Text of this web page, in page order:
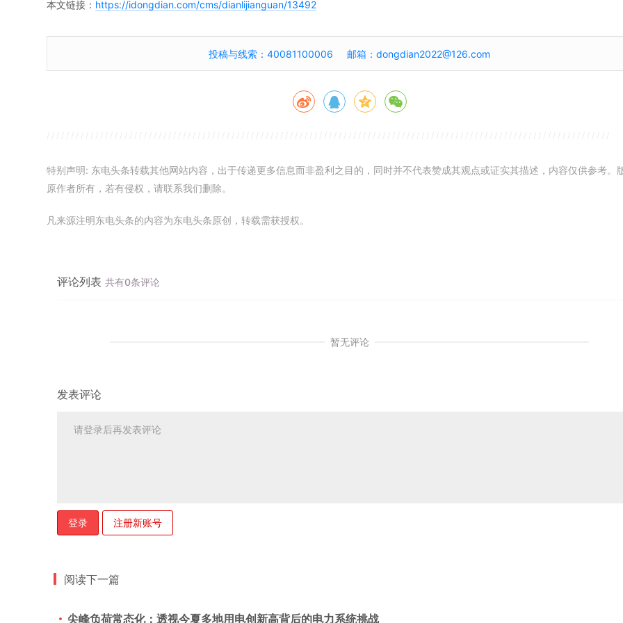
本文链接： https://idongdian.com/cms/dianlijianguan/13492
投稿与线索：40081100006 邮箱：dongdian2022@126.com
特别声明: 东电头条转载其他网站内容，出于传递更多信息而非盈利之目的，同时并不代表赞成其观点或证实其描述，内容仅供参考。
原作者所有，若有侵权，请联系我们删除。
凡来源注明东电头条的内容为东电头条原创，转载需获授权。
评论列表 共有0条评论
暂无评论
发表评论
登录 注册新账号
阅读下一篇
尖峰负荷常态化：透视今夏多地用电创新高背后的电力系统挑战